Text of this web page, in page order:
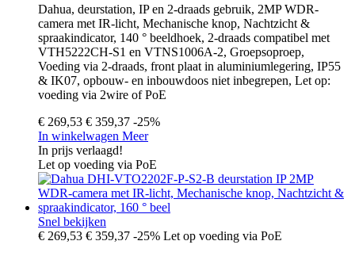
Dahua, deurstation, IP en 2-draads gebruik, 2MP WDR-
camera met IR-licht, Mechanische knop, Nachtzicht &
spraakindicator, 140 ° beeldhoek, 2-draads compatibel met
VTH5222CH-S1 en VTNS1006A-2, Groepsoproep,
Voeding via 2-draads, front plaat in aluminiumlegering, IP55
& IK07, opbouw- en inbouwdoos niet inbegrepen, Let op:
voeding via 2wire of PoE
€ 269,53 € 359,37 -25%
In winkelwagen Meer
In prijs verlaagd!
Let op voeding via PoE
Snel bekijken
€ 269,53 € 359,37 -25% Let op voeding via PoE